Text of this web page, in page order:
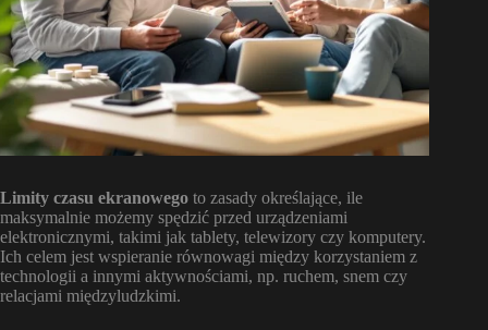
Limity czasu ekranowego to zasady określające, ile
maksymalnie możemy spędzić przed urządzeniami
elektronicznymi, takimi jak tablety, telewizory czy komputery.
Ich celem jest wspieranie równowagi między korzystaniem z
technologii a innymi aktywnościami, np. ruchem, snem czy
relacjami międzyludzkimi.